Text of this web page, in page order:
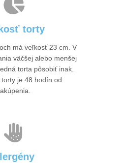
torty
má veľkosť 23 cm. V
väčšej alebo menšej
torta pôsobiť inak.
je 48 hodín od